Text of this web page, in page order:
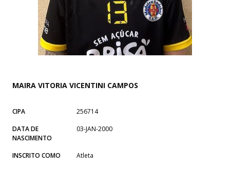
MAIRA VITORIA VICENTINI CAMPOS
CIPA
256714
DATA DE
NASCIMENTO
03-JAN-2000
INSCRITO COMO Atleta